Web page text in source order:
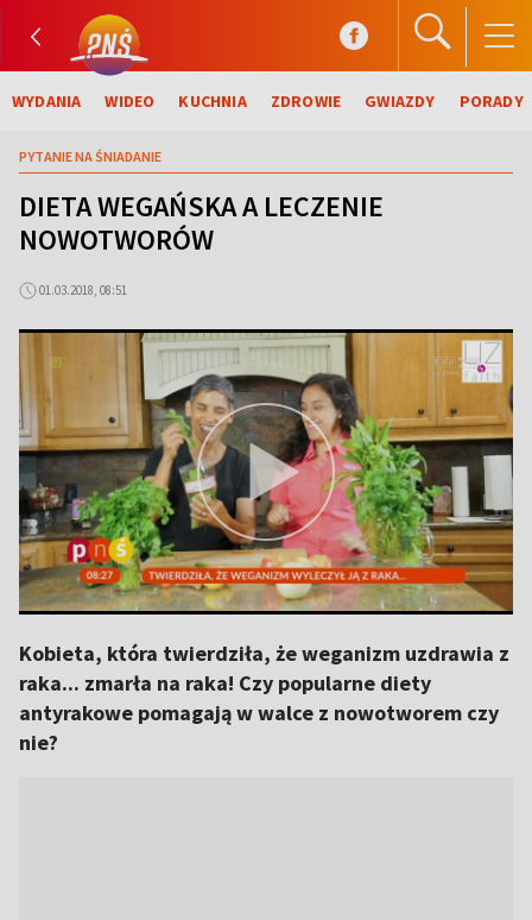
WYDANIA WIDEO KUCHNIA ZDROWIE GWIAZDY PORADY
PYTANIE NA ŚNIADANIE
DIETA WEGAŃSKA A LECZENIE
NOWOTWORÓW
01.03.2018, 08:51
Kobieta, która twierdziła, że weganizm uzdrawia z
raka... zmarła na raka! Czy popularne diety
antyrakowe pomagają w walce z nowotworem czy
nie?